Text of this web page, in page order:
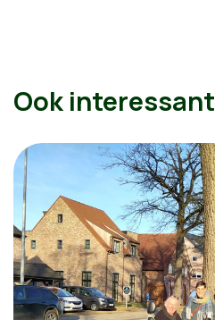
Ook interessant